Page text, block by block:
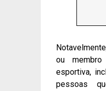
ou
esportiva,
pessoas